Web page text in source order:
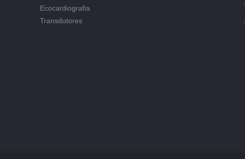
Ecocardiografia
Transdutores